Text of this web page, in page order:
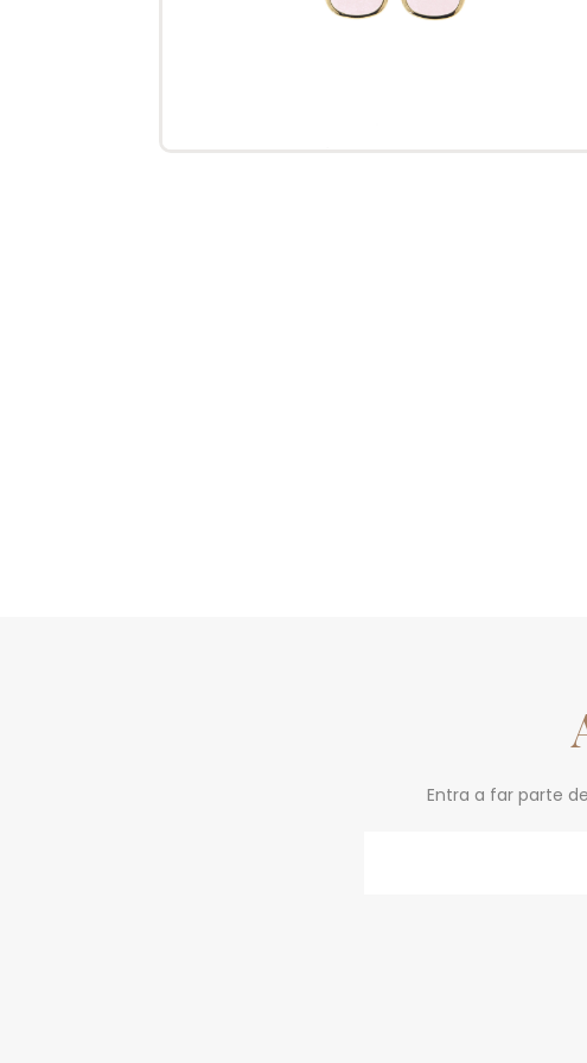
Entra a far parte